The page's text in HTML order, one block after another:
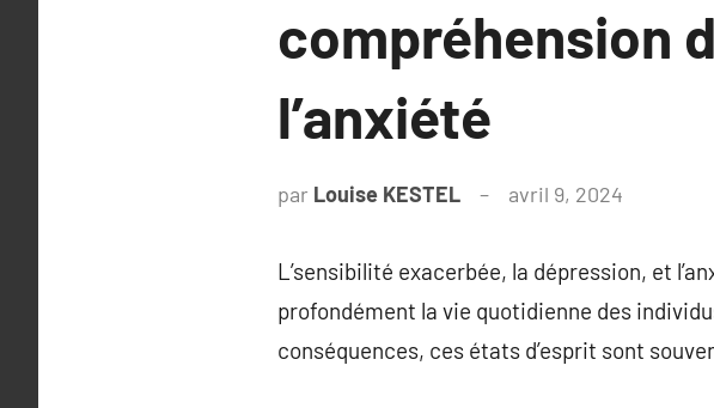
compréhension
l’anxiété
par Louise KESTEL avril 9, 2024
L’sensibilité exacerbée, la dépression, et
profondément la vie quotidienne des
conséquences, ces états d’esprit sont